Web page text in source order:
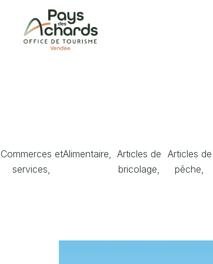
Office
de
Tourisme
Commerces et
services,
Alimentaire, Articles de
bricolage,
Articles de
pêche,